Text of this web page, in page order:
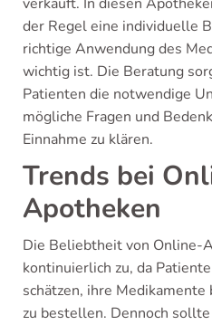
verkauft. In diesen
der Regel eine individuelle
richtige Anwendung des
wichtig ist. Die Beratung
Patienten die notwendige
mögliche Fragen und
Einnahme zu klären.
Trends bei
Apotheken
Die Beliebtheit von Online-
kontinuierlich zu, da
schätzen, ihre Medikamente
zu bestellen. Dennoch